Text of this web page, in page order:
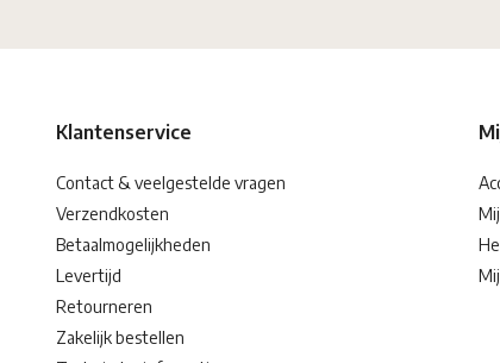
Klantenservice
Contact & veelgestelde vragen
Verzendkosten
Betaalmogelijkheden
Levertijd
Retourneren
Zakelijk bestellen